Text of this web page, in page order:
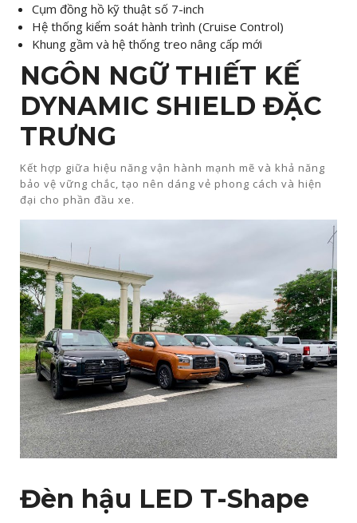
Cụm đồng hồ kỹ thuật số 7-inch​
Hệ thống kiểm soát hành trình (Cruise Control)​
Khung gầm và hệ thống treo nâng cấp mới​
NGÔN NGỮ THIẾT KẾ
DYNAMIC SHIELD ĐẶC
TRƯNG​
Kết hợp giữa hiệu năng vận hành mạnh mẽ và khả năng
bảo vệ vững chắc, tạo nên dáng vẻ phong cách và hiện
đại cho phần đầu xe.
Đèn hậu LED T-Shape​